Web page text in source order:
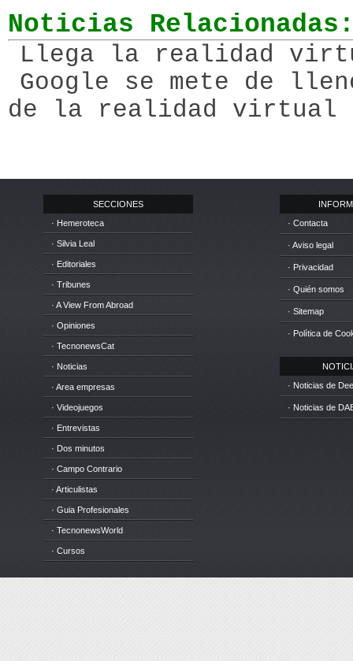
Noticias
Llega la realidad
Google se mete de
de la realidad virtual
SECCIONES
· Hemeroteca
· Silvia Leal
· Editoriales
· Tribunes
· A View From Abroad
· Opiniones
· TecnonewsCat
· Noticias
· Area empresas
· Videojuegos
· Entrevistas
· Dos minutos
· Campo Contrario
· Articulistas
· Guia Profesionales
· TecnonewsWorld
· Cursos
· Contacta
· Aviso legal
· Privacidad
· Quién somos
· Sitemap
· Política de
· Noticias de
· Noticias de